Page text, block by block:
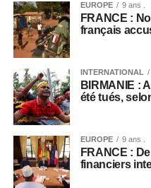
EUROPE 9 ans .
FRANCE :
français
INTERNATIONAL
BIRMANIE :
été tués,
EUROPE 9 ans .
FRANCE :
financiers